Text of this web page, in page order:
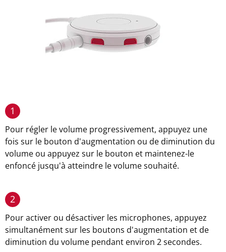
1
Pour régler le volume progressivement, appuyez une
fois sur le bouton d'augmentation ou de diminution du
volume ou appuyez sur le bouton et maintenez-le
enfoncé jusqu'à atteindre le volume souhaité.
2
Pour activer ou désactiver les microphones, appuyez
simultanément sur les boutons d'augmentation et de
diminution du volume pendant environ 2 secondes.